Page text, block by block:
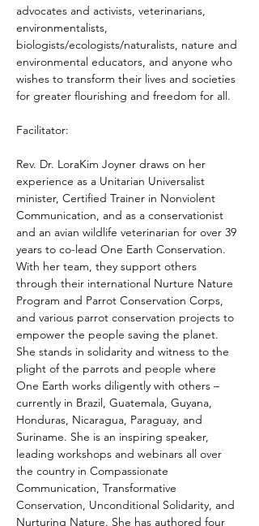
advocates and activists, veterinarians,
environmentalists,
biologists/ecologists/naturalists, nature and
environmental educators, and anyone who
wishes to transform their lives and societies
for greater flourishing and freedom for all.
Facilitator:
Rev. Dr. LoraKim Joyner draws on her
experience as a Unitarian Universalist
minister, Certified Trainer in Nonviolent
Communication, and as a conservationist
and an avian wildlife veterinarian for over 39
years to co-lead One Earth Conservation.
With her team, they support others
through their international Nurture Nature
Program and Parrot Conservation Corps,
and various parrot conservation projects to
empower the people saving the planet.
She stands in solidarity and witness to the
plight of the parrots and people where
One Earth works diligently with others –
currently in Brazil, Guatemala, Guyana,
Honduras, Nicaragua, Paraguay, and
Suriname. She is an inspiring speaker,
leading workshops and webinars all over
the country in Compassionate
Communication, Transformative
Conservation, Unconditional Solidarity, and
Nurturing Nature. She has authored four